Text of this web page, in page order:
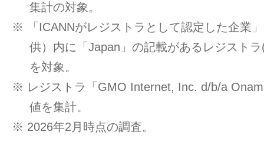
集計の対象。
※ 「ICANNがレジストラとして認定した企業
供）内に「Japan」の記載があるレジスト
を対象。
※ レジストラ「GMO Internet, Inc. d/b/a
値を集計。
※ 2026年2月時点の調査。